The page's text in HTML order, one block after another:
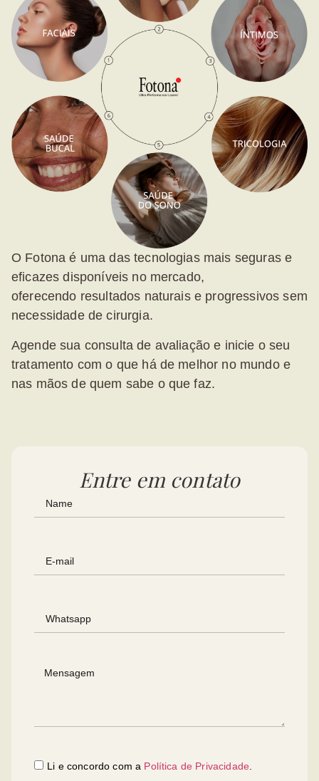
O Fotona é uma das tecnologias mais seguras e
eficazes disponíveis no mercado,
oferecendo resultados naturais e progressivos sem
necessidade de cirurgia.
Agende sua consulta de avaliação e inicie o seu
tratamento com o que há de melhor no mundo e
nas mãos de quem sabe o que faz.
Entre em contato
Li e concordo com a Política de Privacidade.